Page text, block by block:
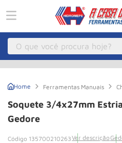
O que você procura hoje?
Ferramentas Manuais
Soquete 3/4x27mm
Gedore
135700210263Ver descrição
3 º Macaco Hidraulico